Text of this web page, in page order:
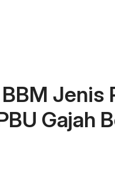
Gajah